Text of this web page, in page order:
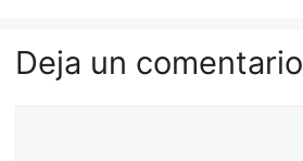
Deja un comentario